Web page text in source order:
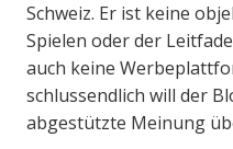
Schweiz. Er ist keine
Spielen oder der
auch keine
schlussendlich will der
abgestützte Meinung